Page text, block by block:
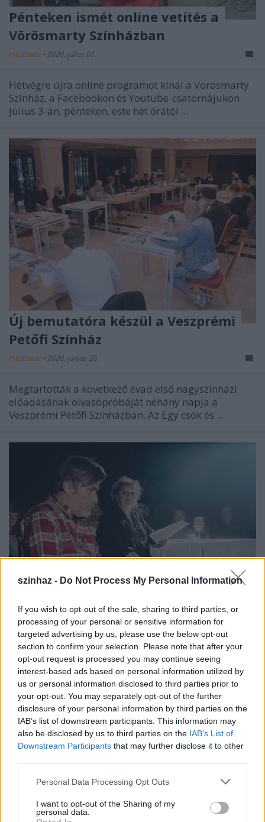
szinhaz - Do Not Process My Personal Information
If you wish to opt-out of the sale, sharing to third parties, or
processing of your personal or sensitive information for
targeted advertising by us, please use the below opt-out
section to confirm your selection. Please note that after your
opt-out request is processed you may continue seeing
interest-based ads based on personal information utilized by
us or personal information disclosed to third parties prior to
your opt-out. You may separately opt-out of the further
disclosure of your personal information by third parties on the
IAB’s list of downstream participants. This information may
also be disclosed by us to third parties on the IAB’s List of
Downstream Participants that may further disclose it to other
Please note that this website/app uses one or more Google
not limited to your visit or usage behaviour. You may click to
grant or deny consent to Google and its third-party tags to
Personal Data Processing Opt Outs
I want to opt-out of the Sharing of my
personal data.
Pénteken ismét online vetítés a
Vörösmarty Színházban
mtothorsi • 2020. július 01.
Hétvégre újra online programot kínál a Vörösmarty
Színház, a Facebookon és Youtube-csatornájukon
július 3-án, pénteken, este hét órától ...
Új bemutatóra készül a Veszprémi
Petőfi Színház
mtothorsi • 2020. június 28.
Megtartották a következő évad első nagyszínházi
előadásának olvasópróbáját néhány napja a
Veszprémi Petőfi Színházban. Az Egy csók és ...
Július 5-én indul a Zsámbéki Nyári
Színház
mtothorsi• 2020. június 26.
A frissen felújított Zichy-kastély sajátos
atmoszférájú, nyitott belső udvarán álló színpadra
tervezik idén az előadások java részét, de lesz ...